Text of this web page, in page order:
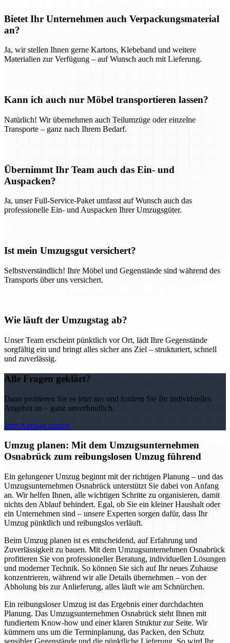
Bietet Ihr Unternehmen auch Verpackungsmaterial
an?
Ja, wir stellen Ihnen gerne Kartons, Klebeband und weitere
Materialien zur Verfügung – auf Wunsch auch mit Lieferung.
Kann ich auch nur Möbel transportieren lassen?
Natürlich! Wir übernehmen auch Teilumzüge oder einzelne
Transporte – ganz nach Ihrem Bedarf.
Übernimmt Ihr Team auch das Ein- und
Auspacken?
Ja, unser Full-Service-Paket umfasst auf Wunsch auch das
professionelle Ein- und Auspacken Ihrer Umzugsgüter.
Ist mein Umzugsgut versichert?
Selbstverständlich! Ihre Möbel und Gegenstände sind während des
Transports über uns versichert.
Wie läuft der Umzugstag ab?
Unser Team erscheint pünktlich vor Ort, lädt Ihre Gegenstände
sorgfältig ein und bringt alles sicher ans Ziel – strukturiert, schnell
und zuverlässig.
Alle Fragen geklärt?
Dann probieren Sie es jetzt aus und fordern Sie Ihr individuelles
Angebot an – ganz unverbindlich.
Jetzt Anfrage starten
Umzug planen: Mit dem Umzugsunternehmen
Osnabrück zum reibungslosen Umzug führend
Ein gelungener Umzug beginnt mit der richtigen Planung – und das
Umzugsunternehmen Osnabrück unterstützt Sie dabei von Anfang
an. Wir helfen Ihnen, alle wichtigen Schritte zu organisieren, damit
nichts den Ablauf behindert. Egal, ob Sie ein kleiner Haushalt oder
ein Unternehmen sind – unsere Experten sorgen dafür, dass Ihr
Umzug pünktlich und reibungslos verläuft.
Beim Umzug planen ist es entscheidend, auf Erfahrung und
Zuverlässigkeit zu bauen. Mit dem Umzugsunternehmen Osnabrück
profitieren Sie von professioneller Beratung, individuellen Lösungen
und moderner Technik. So können Sie sich auf Ihr neues Zuhause
konzentrieren, während wir alle Details übernehmen – von der
Abholung bis zur Anlieferung, alles läuft wie am Schnürchen.
Ein reibungsloser Umzug ist das Ergebnis einer durchdachten
Planung. Das Umzugsunternehmen Osnabrück steht Ihnen mit
fundiertem Know-how und einer klaren Struktur zur Seite. Wir
kümmern uns um die Terminplanung, das Packen, den Schutz
sensibler Gegenstände und die pünktliche Lieferung. So wird Ihr